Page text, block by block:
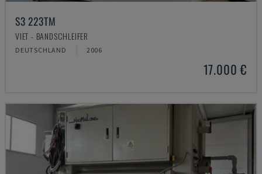
S3 223TM
VIET - BANDSCHLEIFER
DEUTSCHLAND 2006
17.000 €